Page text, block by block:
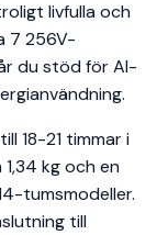
livfulla och
7 256V-
du stöd för AI-
18-21 timmar i
kg och en
tumsmodeller.
till